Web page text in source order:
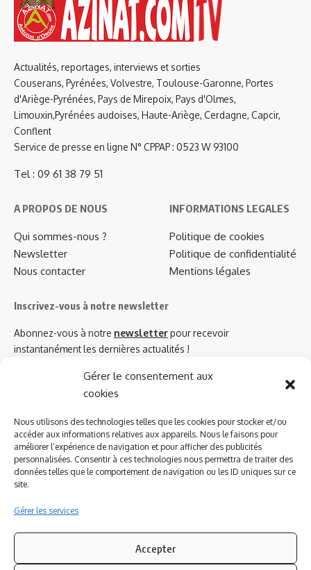
Gérer le consentement aux
cookies
Nous utilisons des technologies telles que les cookies pour stocker et/ou
accéder aux informations relatives aux appareils. Nous le faisons pour
améliorer l’expérience de navigation et pour afficher des publicités
personnalisées. Consentir à ces technologies nous permettra de traiter des
données telles que le comportement de navigation ou les ID uniques sur ce
site.
Gérer les services
Accepter
Actualités, reportages, interviews et sorties
Couserans, Pyrénées, Volvestre, Toulouse-Garonne, Portes
d'Ariège-Pyrénées, Pays de Mirepoix, Pays d'Olmes,
Limouxin,Pyrénées audoises, Haute-Ariège, Cerdagne, Capcir,
Conflent
Service de presse en ligne N° CPPAP : 0523 W 93100
Tel : 09 61 38 79 51
A PROPOS DE NOUS
Qui sommes-nous ?
Newsletter
Nous contacter
INFORMATIONS LEGALES
Politique de cookies
Politique de confidentialité
Mentions légales
Inscrivez-vous à notre newsletter
Abonnez-vous à notre newsletterpour recevoir
instantanément les dernières actualités !
Azinat.com TV soutient